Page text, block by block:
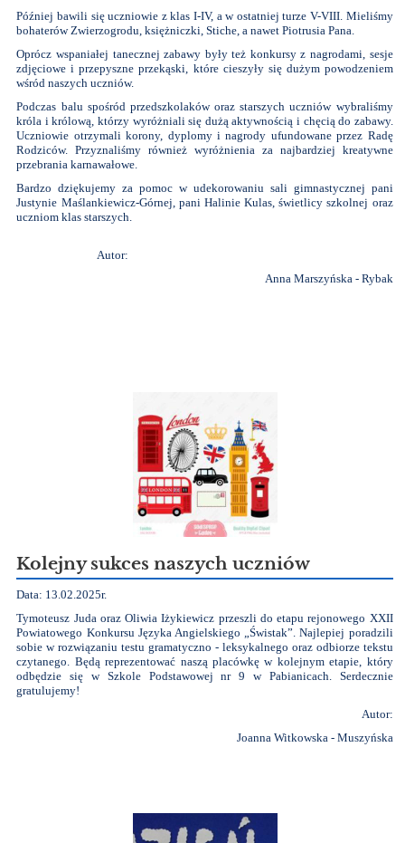
Później bawili się uczniowie z klas I-IV, a w ostatniej turze V-VIII. Mieliśmy
bohaterów Zwierzogrodu, księżniczki, Stiche, a nawet Piotrusia Pana.
Oprócz wspaniałej tanecznej zabawy były też konkursy z nagrodami, sesje
zdjęciowe i przepyszne przekąski, które cieszyły się dużym powodzeniem
wśród naszych uczniów.
Podczas balu spośród przedszkolaków oraz starszych uczniów wybraliśmy
króla i królową, którzy wyróżniali się dużą aktywnością i chęcią do zabawy.
Uczniowie otrzymali korony, dyplomy i nagrody ufundowane przez Radę
Rodziców. Przyznaliśmy również wyróżnienia za najbardziej kreatywne
przebrania karnawałowe.
Bardzo dziękujemy za pomoc w udekorowaniu sali gimnastycznej pani
Justynie Maślankiewicz-Górnej, pani Halinie Kulas, świetlicy szkolnej oraz
uczniom klas starszych.
Autor:
Anna Marszyńska - Rybak
Kolejny sukces naszych uczniów
Data: 13.02.2025r.
Tymoteusz Juda oraz Oliwia Iżykiewicz przeszli do etapu rejonowego XXII
Powiatowego Konkursu Języka Angielskiego „Świstak”. Najlepiej poradzili
sobie w rozwiązaniu testu gramatyczno - leksykalnego oraz odbiorze tekstu
czytanego. Będą reprezentować naszą placówkę w kolejnym etapie, który
odbędzie się w Szkole Podstawowej nr 9 w Pabianicach. Serdecznie
gratulujemy!
Autor:
Joanna Witkowska - Muszyńska